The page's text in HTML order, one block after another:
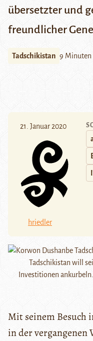
übersetzter und
freundlicher
Tadschikistan 9 Minuten
21. Januar 2020
hriedler
Tadschikistan will
Investitionen
Mit seinem Besuch
in der vergangenen